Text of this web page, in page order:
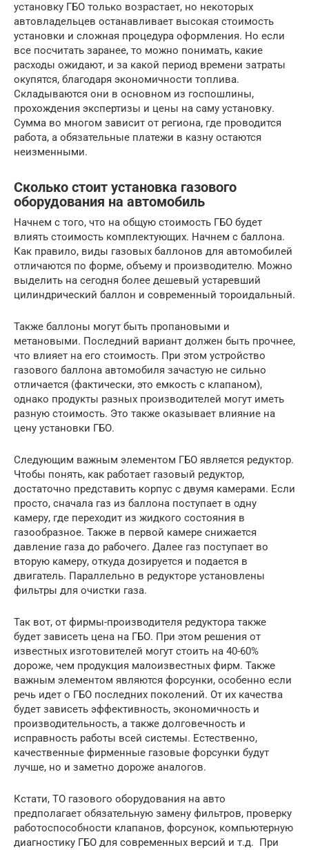
установку ГБО только возрастает, но некоторых
автовладельцев останавливает высокая стоимость
установки и сложная процедура оформления. Но если
все посчитать заранее, то можно понимать, какие
расходы ожидают, и за какой период времени затраты
окупятся, благодаря экономичности топлива.
Складываются они в основном из госпошлины,
прохождения экспертизы и цены на саму установку.
Сумма во многом зависит от региона, где проводится
работа, а обязательные платежи в казну остаются
неизменными.
Сколько стоит установка газового
оборудования на автомобиль
Начнем с того, что на общую стоимость ГБО будет
влиять стоимость комплектующих. Начнем с баллона.
Как правило, виды газовых баллонов для автомобилей
отличаются по форме, объему и производителю. Можно
выделить на сегодня более дешевый устаревший
цилиндрический баллон и современный тороидальный.
Также баллоны могут быть пропановыми и
метановыми. Последний вариант должен быть прочнее,
что влияет на его стоимость. При этом устройство
газового баллона автомобиля зачастую не сильно
отличается (фактически, это емкость с клапаном),
однако продукты разных производителей могут иметь
разную стоимость. Это также оказывает влияние на
цену установки ГБО.
Следующим важным элементом ГБО является редуктор.
Чтобы понять, как работает газовый редуктор,
достаточно представить корпус с двумя камерами. Если
просто, сначала газ из баллона поступает в одну
камеру, где переходит из жидкого состояния в
газообразное. Также в первой камере снижается
давление газа до рабочего. Далее газ поступает во
вторую камеру, откуда дозируется и подается в
двигатель. Параллельно в редукторе установлены
фильтры для очистки газа.
Так вот, от фирмы-производителя редуктора также
будет зависеть цена на ГБО. При этом решения от
известных изготовителей могут стоить на 40-60%
дороже, чем продукция малоизвестных фирм. Также
важным элементом являются форсунки, особенно если
речь идет о ГБО последних поколений. От их качества
будет зависеть эффективность, экономичность и
производительность, а также долговечность и
исправность работы всей системы. Естественно,
качественные фирменные газовые форсунки будут
лучше, но и заметно дороже аналогов.
Кстати, ТО газового оборудования на авто
предполагает обязательную замену фильтров, проверку
работоспособности клапанов, форсунок, компьютерную
диагностику ГБО для современных версий и т.д. При